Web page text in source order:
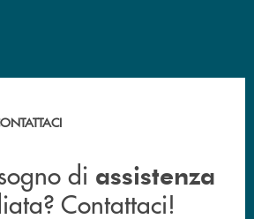
Monte Pruno
di assistenza immediata? Contattaci!
di assistenza
Contattaci!